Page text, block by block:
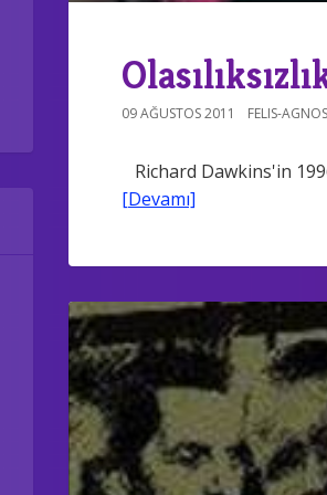
09 AĞUSTOS 2011 FELIS-
Richard Dawkins'in 1996
[Devamı]